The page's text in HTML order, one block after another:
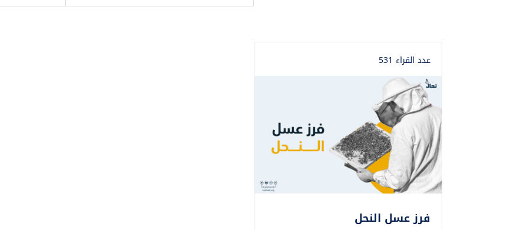
عدد القراء 531
فرز عسل النحل